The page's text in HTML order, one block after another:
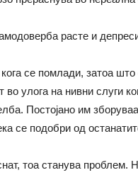
расте и
се помлади, затоа
во улога на нивни слуги
Постојано им
се подобри од
тоа станува проблем.